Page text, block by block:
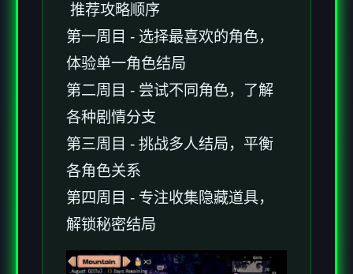
推荐攻略顺序
第一周目 - 选择最喜欢的角色，
体验单一角色结局
第二周目 - 尝试不同角色，了解
各种剧情分支
第三周目 - 挑战多人结局，平衡
各角色关系
第四周目 - 专注收集隐藏道具，
解锁秘密结局